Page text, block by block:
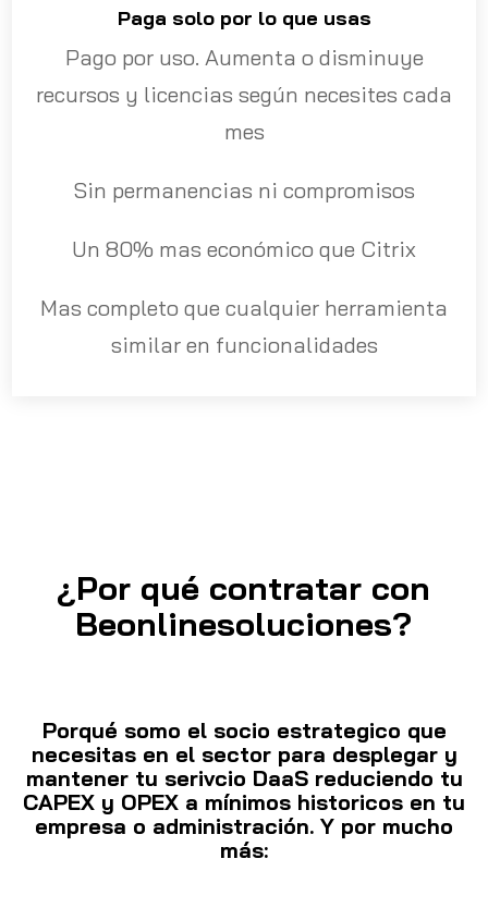
Paga solo por lo que usas
Pago por uso. Aumenta o disminuye
recursos y licencias según necesites cada
mes
Sin permanencias ni compromisos
Un 80% mas económico que Citrix
Mas completo que cualquier herramienta
similar en funcionalidades
¿Por qué contratar con
Beonlinesoluciones?
Porqué somo el socio estrategico que
necesitas en el sector para desplegar y
mantener tu serivcio DaaS reduciendo tu
CAPEX y OPEX a mínimos historicos en tu
empresa o administración. Y por mucho
más: